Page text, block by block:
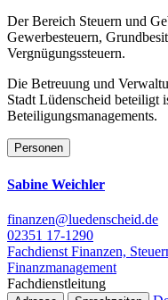
Der Bereich Steuern und
Gewerbesteuern,
Vergnügungssteuern.
Die Betreuung und
Stadt Lüdenscheid beteiligt
Beteiligungsmanagements.
Personen
Sabine Weichler
finanzen@luedenscheid.de
02351 17-1290
Fachdienst Finanzen,
Finanzmanagement
Fachdienstleitung